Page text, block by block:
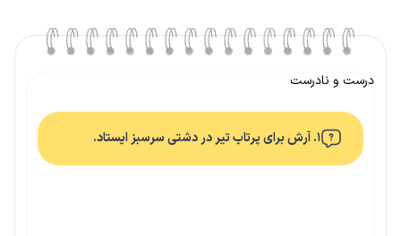
درست و نادرست
۱. آرش برای پرتاب تیر در دشتی سرسبز ایستاد.